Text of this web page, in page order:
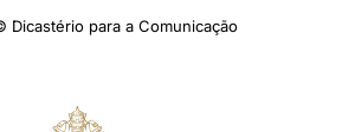
Dicastério para a Comunicação